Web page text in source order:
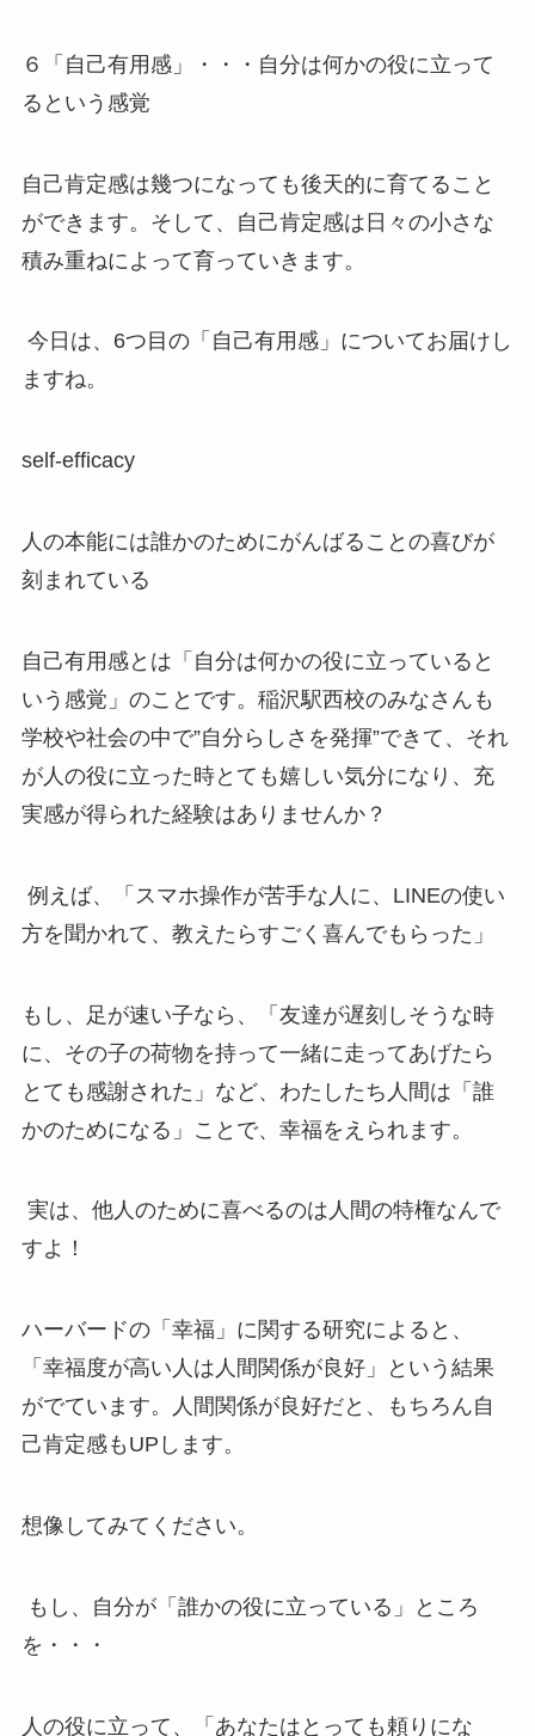
６「自己有用感」・・・自分は何かの役に立って
るという感覚
自己肯定感は幾つになっても後天的に育てること
ができます。そして、自己肯定感は日々の小さな
積み重ねによって育っていきます。
今日は、6つ目の「自己有用感」についてお届けし
ますね。
self-efficacy
人の本能には誰かのためにがんばることの喜びが
刻まれている
自己有用感とは「自分は何かの役に立っていると
いう感覚」のことです。稲沢駅西校のみなさんも
学校や社会の中で”自分らしさを発揮”できて、それ
が人の役に立った時とても嬉しい気分になり、充
実感が得られた経験はありませんか？
例えば、「スマホ操作が苦手な人に、LINEの使い
方を聞かれて、教えたらすごく喜んでもらった」
もし、足が速い子なら、「友達が遅刻しそうな時
に、その子の荷物を持って一緒に走ってあげたら
とても感謝された」など、わたしたち人間は「誰
かのためになる」ことで、幸福をえられます。
実は、他人のために喜べるのは人間の特権なんで
すよ！
ハーバードの「幸福」に関する研究によると、
「幸福度が高い人は人間関係が良好」という結果
がでています。人間関係が良好だと、もちろん自
己肯定感もUPします。
想像してみてください。
もし、自分が「誰かの役に立っている」ところ
を・・・
人の役に立って、「あなたはとっても頼りにな